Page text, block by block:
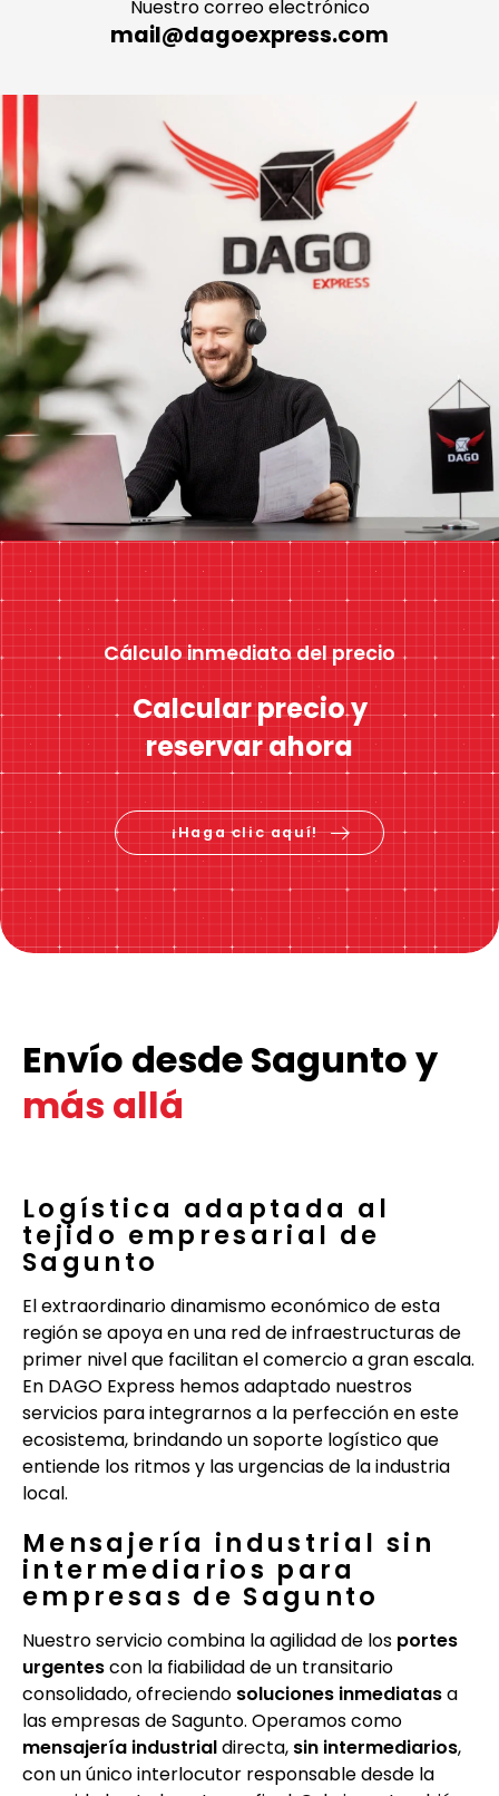
Nuestro correo electrónico
mail@dagoexpress.com
Cálculo inmediato del precio
Calcular precio y
reservar ahora
¡Haga clic aquí!
Envío desde Sagunto y
más allá
Logística adaptada al
tejido empresarial de
Sagunto
El extraordinario dinamismo económico de esta
región se apoya en una red de infraestructuras de
primer nivel que facilitan el comercio a gran escala.
En DAGO Express hemos adaptado nuestros
servicios para integrarnos a la perfección en este
ecosistema, brindando un soporte logístico que
entiende los ritmos y las urgencias de la industria
local.
Mensajería industrial sin
intermediarios para
empresas de Sagunto
Nuestro servicio combina la agilidad de los portes
urgentescon la fiabilidad de un transitario
consolidado, ofreciendo soluciones inmediatasa
las empresas de Sagunto. Operamos como
mensajería industrialdirecta, sin intermediarios,
con un único interlocutor responsable desde la